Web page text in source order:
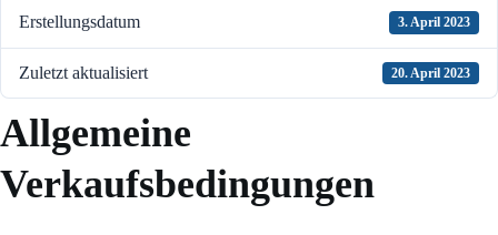
Erstellungsdatum 3. April 2023
Zuletzt aktualisiert 20. April 2023
Allgemeine
Verkaufsbedingungen